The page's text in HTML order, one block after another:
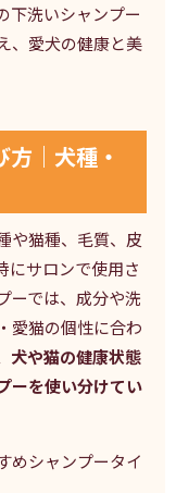
下洗いシャンプー
、愛犬の健康と美
｜犬種・
や猫種、毛質、皮
にサロンで使用さ
ーでは、成分や洗
愛猫の個性に合わ
犬や猫の健康状態
ーを使い分けてい
めシャンプータイ